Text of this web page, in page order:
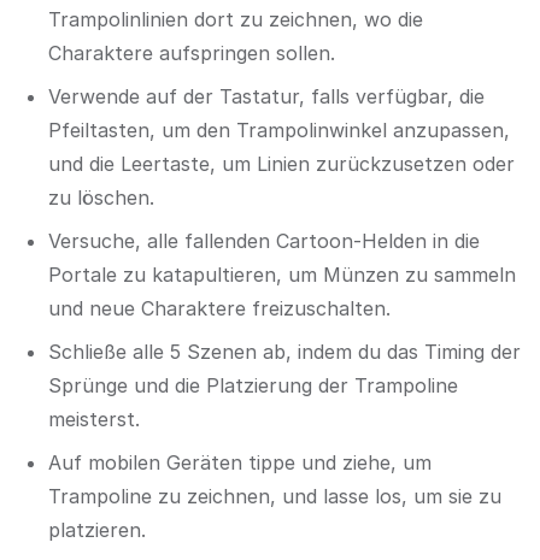
Trampolinlinien dort zu zeichnen, wo die
Charaktere aufspringen sollen.
Verwende auf der Tastatur, falls verfügbar, die
Pfeiltasten, um den Trampolinwinkel anzupassen,
und die Leertaste, um Linien zurückzusetzen oder
zu löschen.
Versuche, alle fallenden Cartoon-Helden in die
Portale zu katapultieren, um Münzen zu sammeln
und neue Charaktere freizuschalten.
Schließe alle 5 Szenen ab, indem du das Timing der
Sprünge und die Platzierung der Trampoline
meisterst.
Auf mobilen Geräten tippe und ziehe, um
Trampoline zu zeichnen, und lasse los, um sie zu
platzieren.